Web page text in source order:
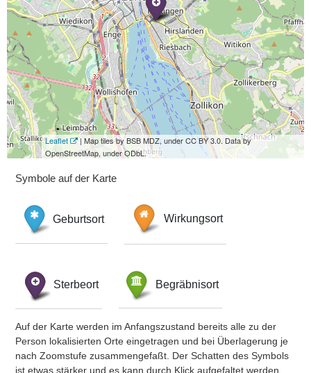
Leaflet
| Map tiles by BSB MDZ, under CC BY 3.0. Data by
OpenStreetMap, under ODbL.
Symbole auf der Karte
Geburtsort Wirkungsort
Sterbeort Begräbnisort
Auf der Karte werden im Anfangszustand bereits alle zu der
Person lokalisierten Orte eingetragen und bei Überlagerung je
nach Zoomstufe zusammengefaßt. Der Schatten des Symbols
ist etwas stärker und es kann durch Klick aufgefaltet werden.